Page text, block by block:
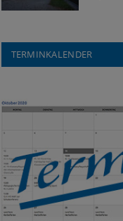
TERMINKALENDER